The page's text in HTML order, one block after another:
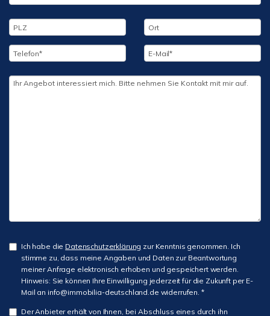
Ich habe die Datenschutzerklärung zur Kenntnis genommen. Ich
stimme zu, dass meine Angaben und Daten zur Beantwortung
meiner Anfrage elektronisch erhoben und gespeichert werden.
Hinweis: Sie können Ihre Einwilligung jederzeit für die Zukunft per E-
Mail an info@immobilia-deutschland.de widerrufen. *
Der Anbieter erhält von Ihnen, bei Abschluss eines durch ihn